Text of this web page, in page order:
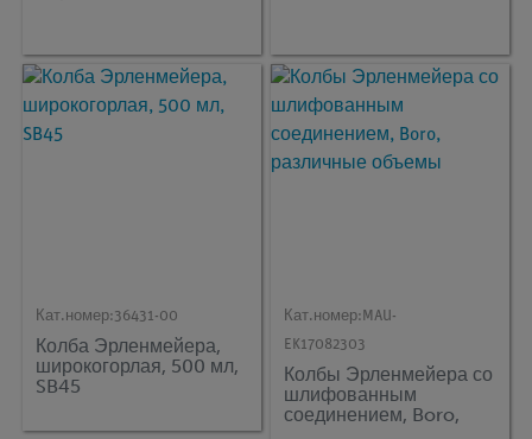
Кат.номер:36431-00
Колба Эрленмейера,
широкогорлая, 500 мл,
SB45
Кат.номер: MAU-
EK17082303
Колбы Эрленмейера со
шлифованным
соединением, Boro,